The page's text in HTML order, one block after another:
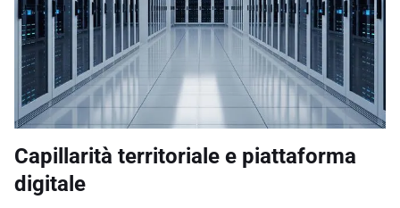
Capillarità territoriale e piattaforma
digitale